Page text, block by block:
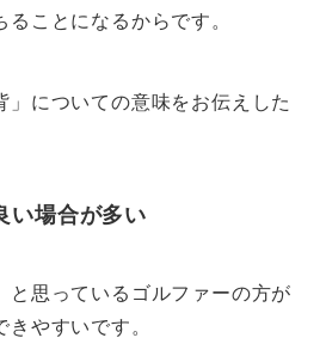
ことになるからです。
」についての意味をお伝えした
い場合が多い
と思っているゴルファーの方が
やすいです。